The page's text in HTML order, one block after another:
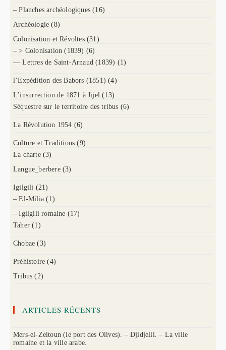
– Planches archéologiques (16)
Archéologie (8)
Colonisation et Révoltes (31)
– > Colonisation (1839) (6)
— Lettres de Saint-Arnaud (1839) (1)
l’Expédition des Babors (1851) (4)
L’insurrection de 1871 à Jijel (13)
Séquestre sur le territoire des tribus (6)
La Révolution 1954 (6)
Culture et Traditions (9)
La charte (3)
Langue_berbere (3)
Igilgili (21)
– El-Milia (1)
– Igilgili romaine (17)
Taher (1)
Chobae (3)
Préhistoire (4)
Tribus (2)
ARTICLES RÉCENTS
Mers-el-Zeitoun (le port des Olives). – Djidjelli. – La ville
romaine et la ville arabe.